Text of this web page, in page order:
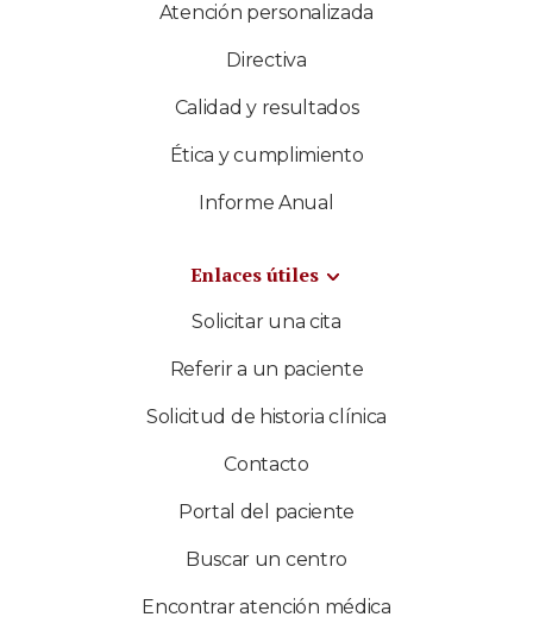
Atención personalizada
Directiva
Calidad y resultados
Ética y cumplimiento
Informe Anual
Enlaces útiles
Solicitar una cita
Referir a un paciente
Solicitud de historia clínica
Contacto
Portal del paciente
Buscar un centro
Encontrar atención médica